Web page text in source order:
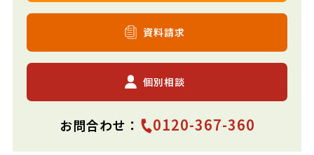
資料請求
個別相談
お問合わせ： 0120-367-360